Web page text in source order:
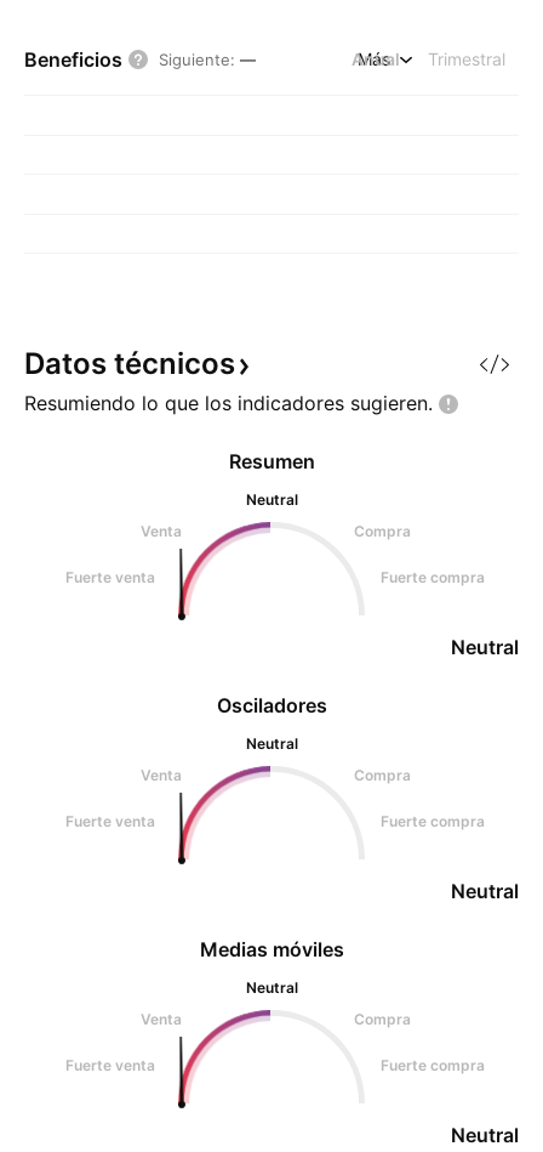
Beneficios Siguiente: — Anual Trimestral
Más
Datos técnicos
Resumiendo lo que los indicadores sugieren.
Osciladores
Neutral
Venta
Compra
Fuerte venta Fuerte compra
Neutral
Resumen
Neutral
Venta
Compra
Fuerte venta Fuerte compra
Neutral
Medias móviles
Neutral
Venta
Compra
Fuerte venta Fuerte compra
Neutral